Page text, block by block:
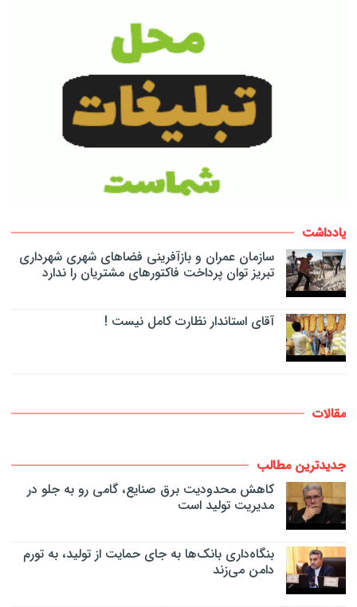
یادداشت
سازمان عمران و بازآفرینی فضاهای شهری شهرداری
تبریز توان پرداخت فاکتورهای مشتریان را ندارد
آقای استاندار نظارت کامل نیست !
مقالات
جدیدترین مطالب
کاهش محدودیت برق صنایع، گامی رو به جلو در
مدیریت تولید است
بنگاه‌داری بانک‌ها به جای حمایت از تولید، به تورم
دامن می‌زند